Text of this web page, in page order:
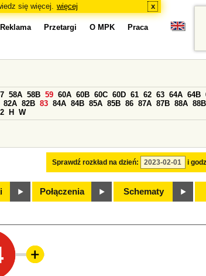
się więcej. więcej x
Reklama Przetargi O MPK Praca
Sprawdź rozkład na dzień: i
58A 58B 59 60A 60B 60C 60D 61 62 63 64A 64B
82A 82B 83 84A 84B 85A 85B 86 87A 87B 88A 88B
H W
Połączenia Schematy